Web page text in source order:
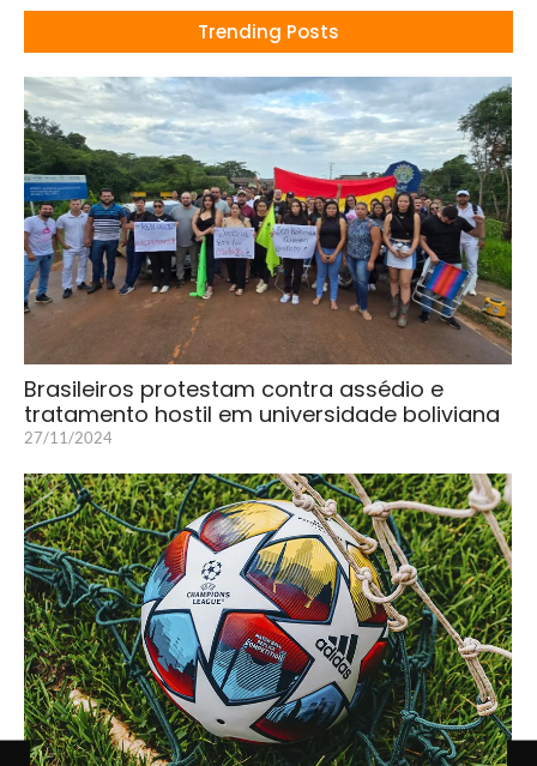
Trending Posts
Brasileiros protestam contra assédio e
tratamento hostil em universidade boliviana
27/11/2024